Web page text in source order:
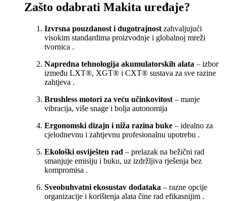
Zašto odabrati Makita uređaje?
Izvrsna pouzdanost i dugotrajnost zahvaljujući
visokim standardima proizvodnje i globalnoj mreži
tvornica .
Napredna tehnologija akumulatorskih alata – izbor
između LXT®, XGT® i CXT® sustava za sve razine
zahtjeva .
Brushless motori za veću učinkovitost – manje
vibracija, više snage i bolja autonomija
Ergonomski dizajn i niža razina buke – idealno za
cjelodnevnu i zahtjevnu profesionalnu upotrebu .
Ekološki osviješten rad – prelazak na bežični rad
smanjuje emisiju i buku, uz izdržljiva rješenja bez
kompromisa .
Sveobuhvatni ekosustav dodataka – razne opcije
organizacije i korištenja alata čine rad efikasnijim .